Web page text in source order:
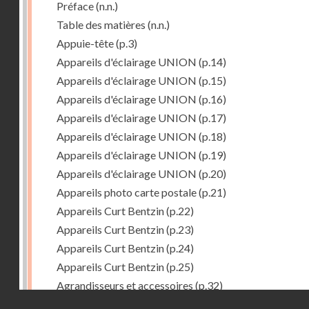
Préface(n.n.)
Table des matières (n.n.)
Appuie-tête(p.3)
Appareils d'éclairage UNION (p.14)
Appareils d'éclairage UNION (p.15)
Appareils d'éclairage UNION (p.16)
Appareils d'éclairage UNION (p.17)
Appareils d'éclairage UNION (p.18)
Appareils d'éclairage UNION (p.19)
Appareils d'éclairage UNION (p.20)
Appareils photo carte postale(p.21)
Appareils Curt Bentzin(p.22)
Appareils Curt Bentzin(p.23)
Appareils Curt Bentzin(p.24)
Appareils Curt Bentzin(p.25)
Agrandisseurs et accessoires (p.32)